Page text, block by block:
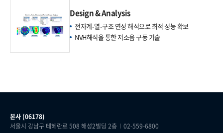
Design & Analysis
전자계-열-구조 연성 해석으로 최적 성능 확보
NVH해석을 통한 저소음 구동 기술
본사 (06178)
서울시 강남구 테헤란로 508 해성2빌딩 2층
02-559-6800